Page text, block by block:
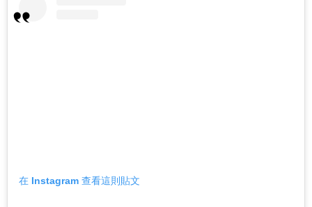
在 Instagram 查看這則貼文